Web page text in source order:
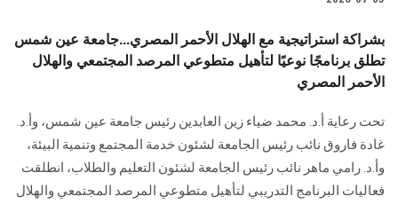
بشراكة استراتيجية مع الهلال الأحمر المصري...جامعة عين شمس
تطلق برنامجًا نوعيًا لتأهيل متطوعي المرصد المجتمعي والهلال
الأحمر المصري
تحت رعاية أ.د. محمد ضياء زين العابدين رئيس جامعة عين شمس، وأ.د.
غادة فاروق نائب رئيس الجامعة لشئون خدمة المجتمع وتنمية البيئة،
وأ.د. رامي ماهر نائب رئيس الجامعة لشئون التعليم والطلاب، انطلقت
فعاليات البرنامج التدريبي لتأهيل متطوعي المرصد المجتمعي والهلال